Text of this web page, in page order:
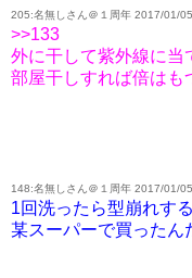
205:名無しさん＠１周年 2017/01/
>>133
外に干して紫外線に当
部屋干しすれば倍はも
148:名無しさん＠１周年 2017/01/
1回洗ったら型崩れす
某スーパーで買ったん